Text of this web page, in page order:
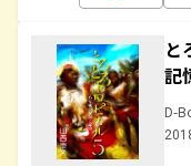
と
記
D-